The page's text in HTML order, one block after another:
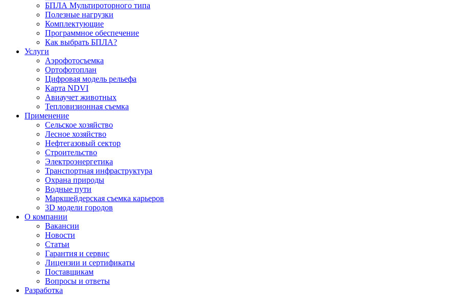
БПЛА Мультироторного типа
Полезные нагрузки
Комплектующие
Программное обеспечение
Как выбрать БПЛА?
Услуги
Аэрофотосъемка
Ортофотоплан
Цифровая модель рельефа
Карта NDVI
Авиаучет животных
Тепловизионная съемка
Применение
Сельское хозяйство
Лесное хозяйство
Нефтегазовый сектор
Строительство
Электроэнергетика
Транспортная инфраструктура
Охрана природы
Водные пути
Маркшейдерская съемка карьеров
3D модели городов
О компании
Вакансии
Новости
Статьи
Гарантия и сервис
Лицензии и сертификаты
Поставщикам
Вопросы и ответы
Разработка